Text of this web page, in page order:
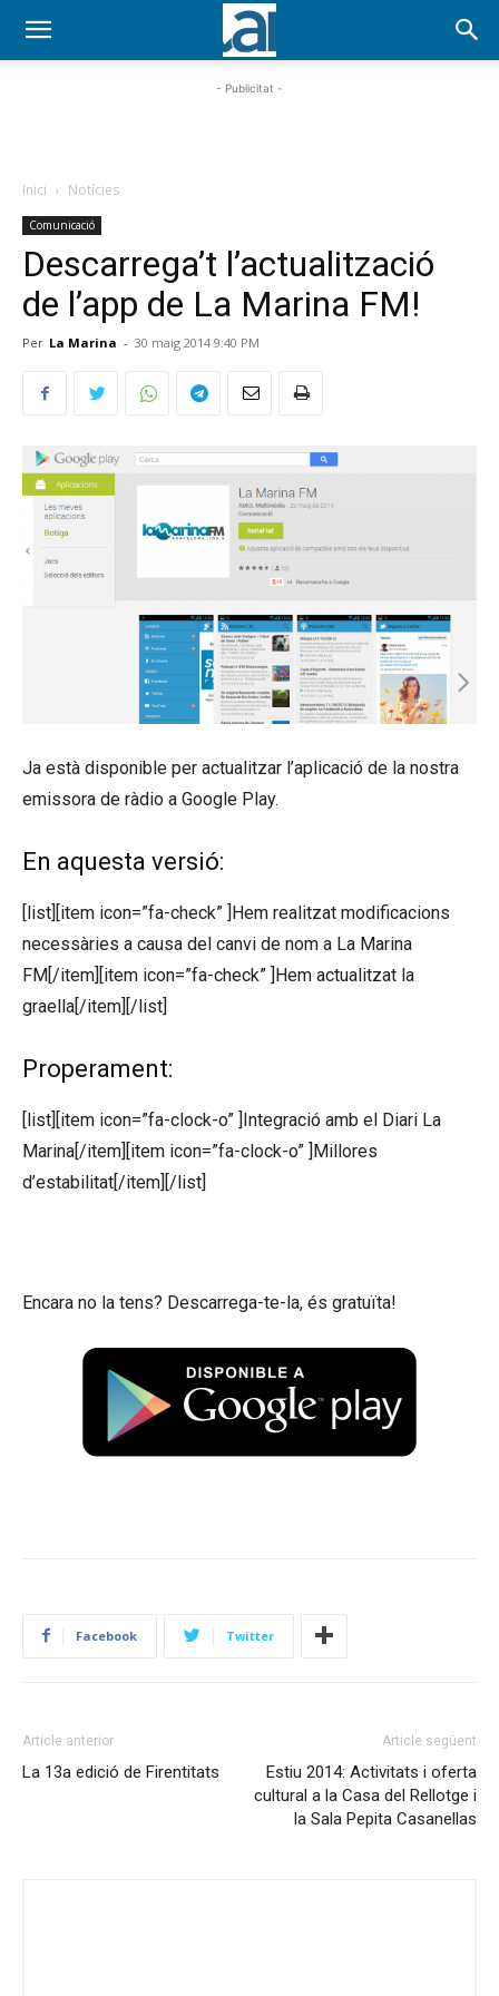
- Publicitat -
Inici Notícies
Comunicació
Descarrega’t l’actualització
de l’app de La Marina FM!
Per La Marina - 30 maig 2014 9:40 PM
Ja està disponible per actualitzar l’aplicació de la nostra
emissora de ràdio a Google Play.
En aquesta versió:
[list][item icon=”fa-check” ]Hem realitzat modificacions
necessàries a causa del canvi de nom a La Marina
FM[/item][item icon=”fa-check” ]Hem actualitzat la
graella[/item][/list]
Properament:
[list][item icon=”fa-clock-o” ]Integració amb el Diari La
Marina[/item][item icon=”fa-clock-o” ]Millores
d’estabilitat[/item][/list]
Encara no la tens? Descarrega-te-la, és gratuïta!
Facebook Twitter
Article anterior
La 13a edició de Firentitats
Article següent
Estiu 2014: Activitats i oferta
cultural a la Casa del Rellotge i
la Sala Pepita Casanellas